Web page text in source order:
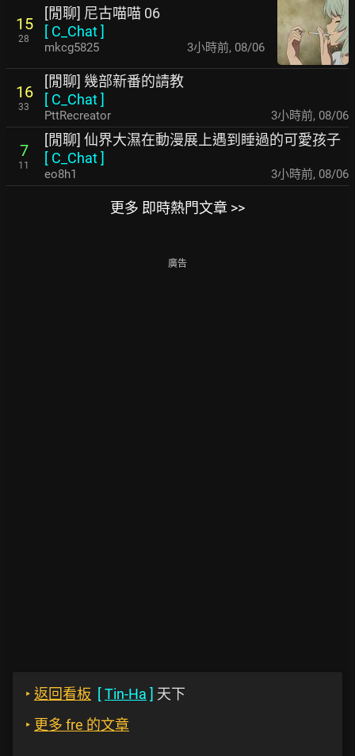
15
28
[閒聊] 尼古喵喵 06
[ C_Chat]
mkcg5825 3小時前, 08/06
16
33
[閒聊] 幾部新番的請教
[ C_Chat]
PttRecreator 3小時前, 08/06
7
11
[閒聊] 仙界大濕在動漫展上遇到睡過的可愛孩子
[ C_Chat]
eo8h1 3小時前, 08/06
更多 即時熱門文章 >>
廣告
‣ 返回看板 [Tin-Ha ] 天下
‣ 更多 fre 的文章